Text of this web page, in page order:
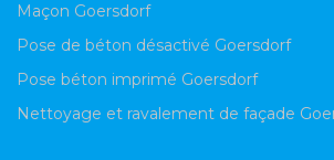
Maçon Goersdorf
Pose de béton désactivé Goersdorf
Pose béton imprimé Goersdorf
Nettoyage et ravalement de façade